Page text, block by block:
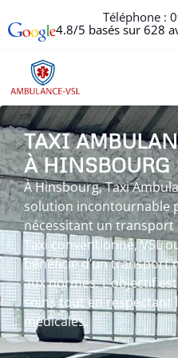
Téléphone :
4.8/5 basés sur 628
TAXI
À HINSBOURG
À Hinsbourg, Taxi
solution incontournable
nécessitant un transport
Taxi conventionné, VSL
bénéficie d’un transport
aux normes. L’objectif
soins tout en respectant
médicales.